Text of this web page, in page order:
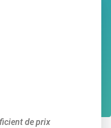
de prix